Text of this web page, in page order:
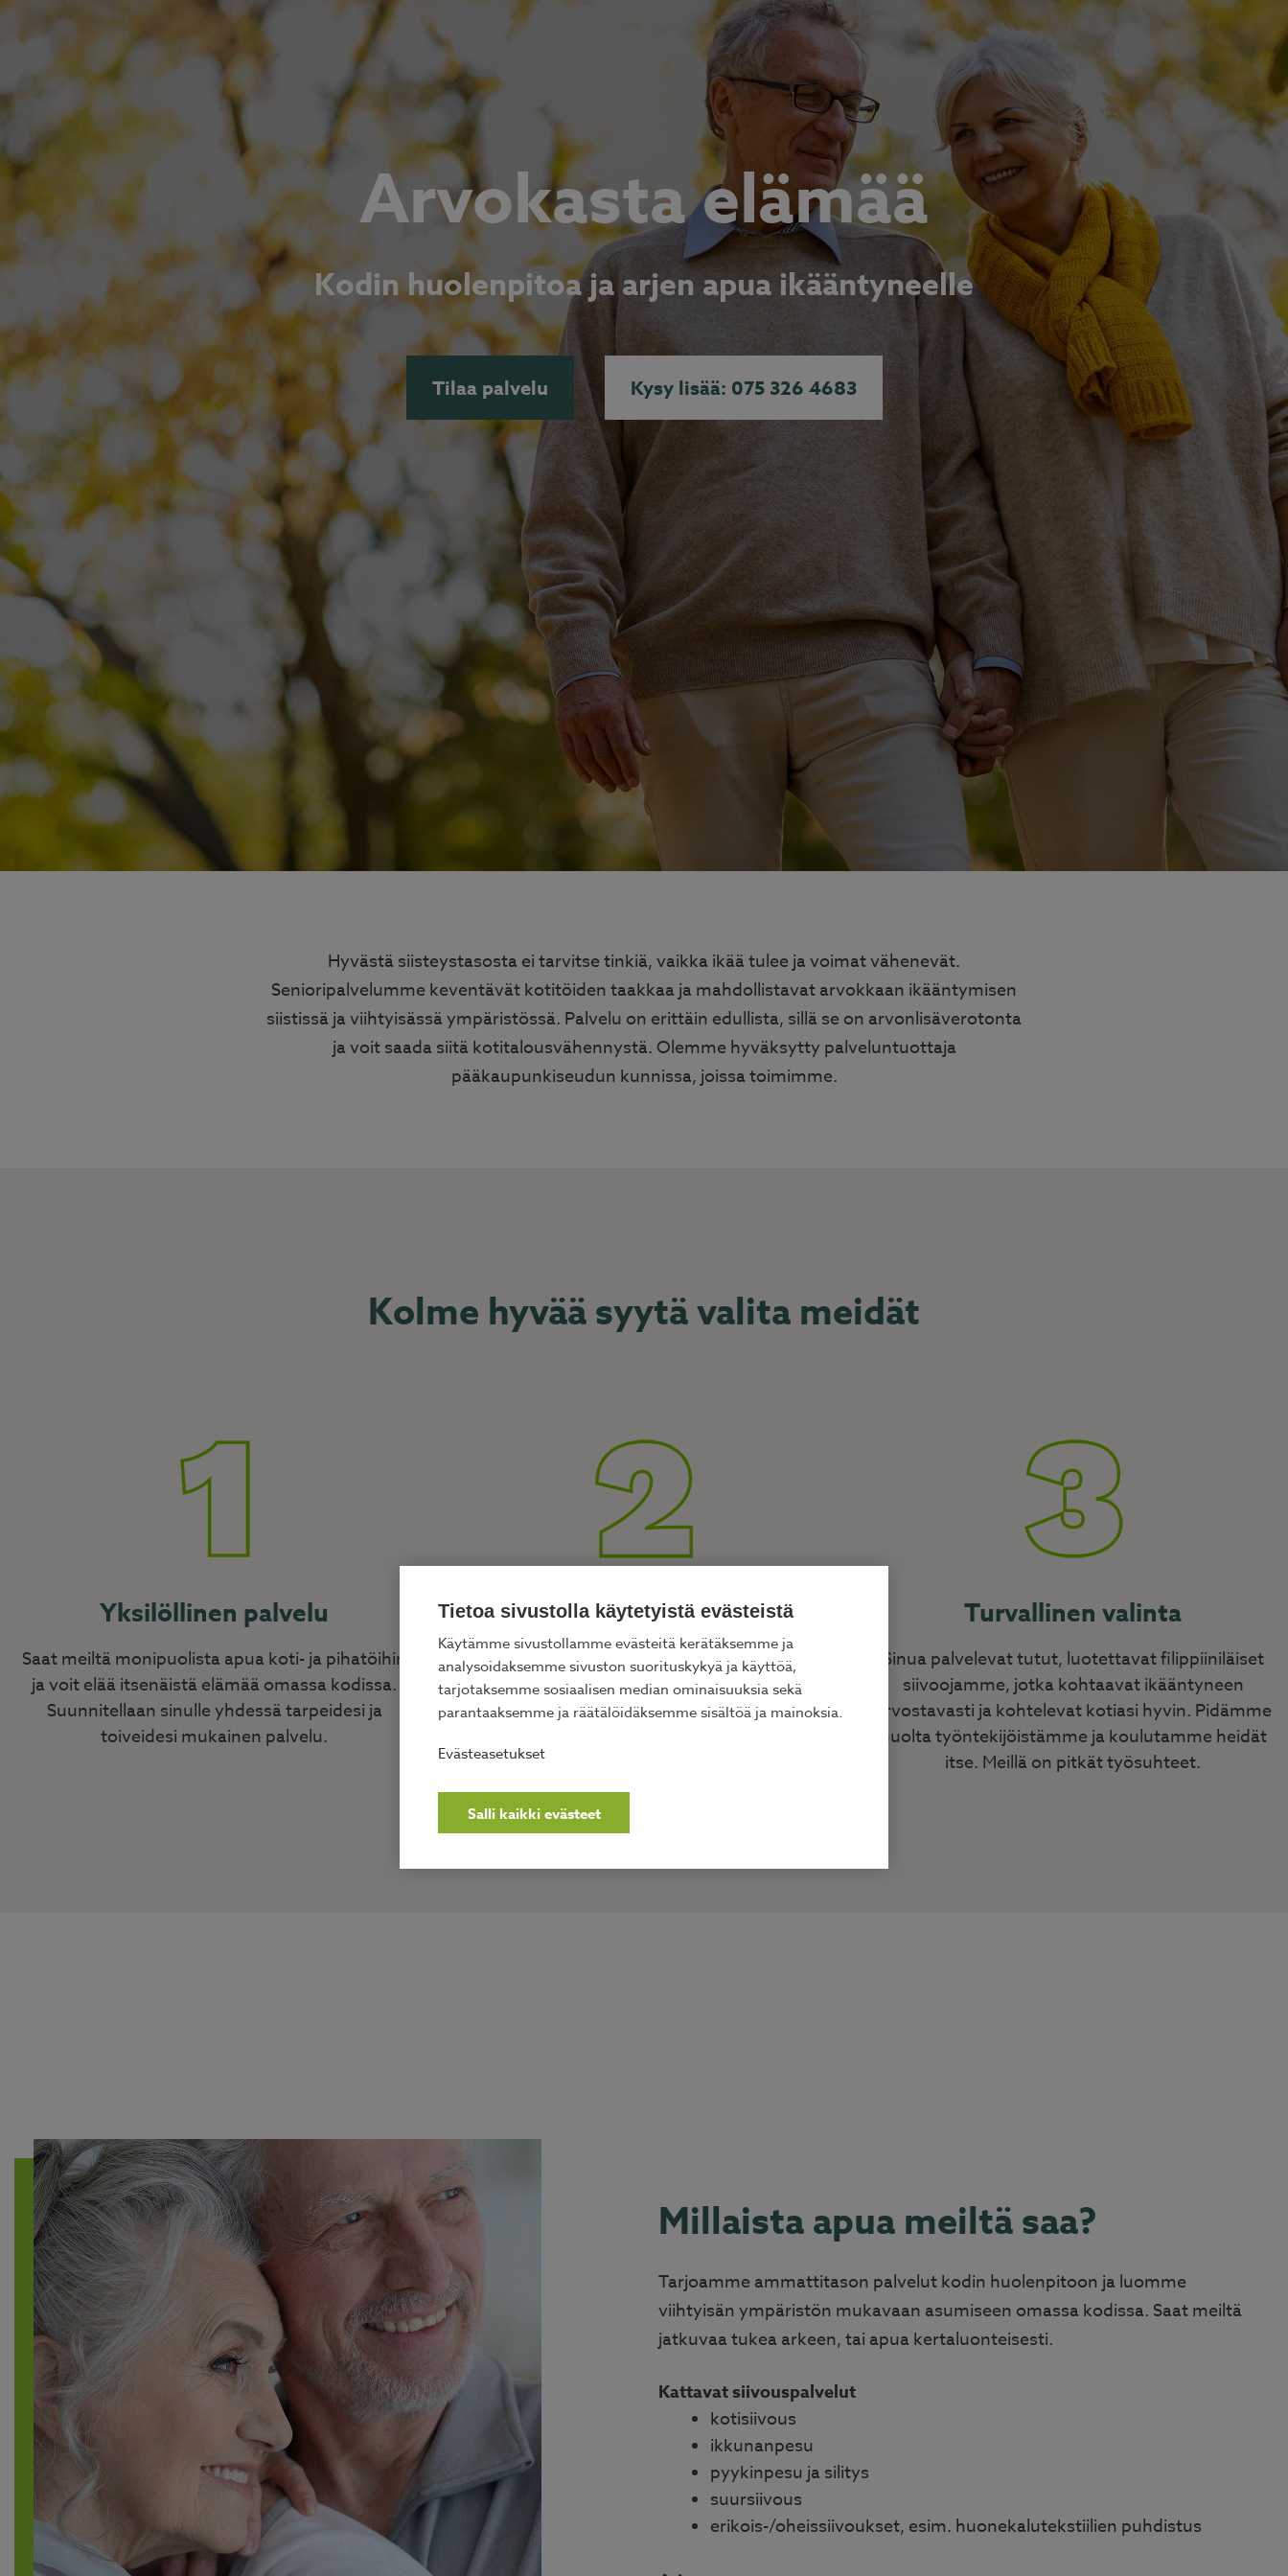
Arvokasta elämää
Kodin huolenpitoa ja arjen apua ikääntyneelle
Tilaa palvelu Kysy lisää: 075 326 4683
Hyvästä siisteystasosta ei tarvitse tinkiä, vaikka ikää tulee ja voimat vähenevät.
Senioripalvelumme keventävät kotitöiden taakkaa ja mahdollistavat arvokkaan ikääntymisen
siistissä ja viihtyisässä ympäristössä. Palvelu on erittäin edullista, sillä se on arvonlisäverotonta
ja voit saada siitä kotitalousvähennystä. Olemme hyväksytty palveluntuottaja
pääkaupunkiseudun kunnissa, joissa toimimme.
Kolme hyvää syytä valita meidät
Yksilöllinen palvelu
Saat meiltä monipuolista apua koti- ja pihatöihin
ja voit elää itsenäistä elämää omassa kodissa.
Suunnitellaan sinulle yhdessä tarpeidesi ja
toiveidesi mukainen palvelu.
Luotettava kumppani
Olemme siivonneet koteja ja tarjonneet apua
arkeen yli 10 vuoden ajan. Pitkät asiakkuutemme
kertovat luottamuksesta. Ei ole sattumaa, että
Turvallinen valinta
Sinua palvelevat tutut, luotettavat filippiiniläiset
siivoojamme, jotka kohtaavat ikääntyneen
arvostavasti ja kohtelevat kotiasi hyvin. Pidämme
huolta työntekijöistämme ja koulutamme heidät
itse. Meillä on pitkät työsuhteet.
Millaista apua meiltä saa?
Tarjoamme ammattitason palvelut kodin huolenpitoon ja luomme
viihtyisän ympäristön mukavaan asumiseen omassa kodissa. Saat meiltä
jatkuvaa tukea arkeen, tai apua kertaluonteisesti.
Kattavat siivouspalvelut
kotisiivous
ikkunanpesu
pyykinpesu ja silitys
suursiivous
erikois-/oheissiivoukset, esim. huonekalutekstiilien puhdistus
Tietoa sivustolla käytetyistä evästeistä
Käytämme sivustollamme evästeitä kerätäksemme ja
analysoidaksemme sivuston suorituskykyä ja käyttöä,
tarjotaksemme sosiaalisen median ominaisuuksia sekä
parantaaksemme ja räätälöidäksemme sisältöä ja mainoksia.
Evästeasetukset
Salli kaikki evästeet